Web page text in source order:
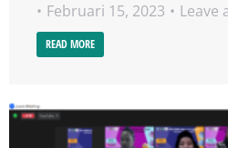
Februari 15, 2023
Leave
READ MORE